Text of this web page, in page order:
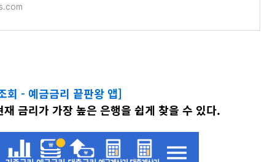
회 - 예금금리 끝판왕 앱]
금리가 가장 높은 은행을 쉽게 찾을 수 있다.